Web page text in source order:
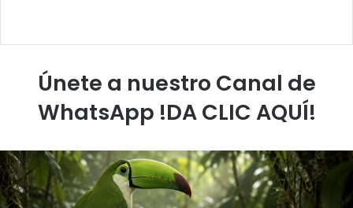
Únete a nuestro Canal de
WhatsApp !DA CLIC AQUÍ!